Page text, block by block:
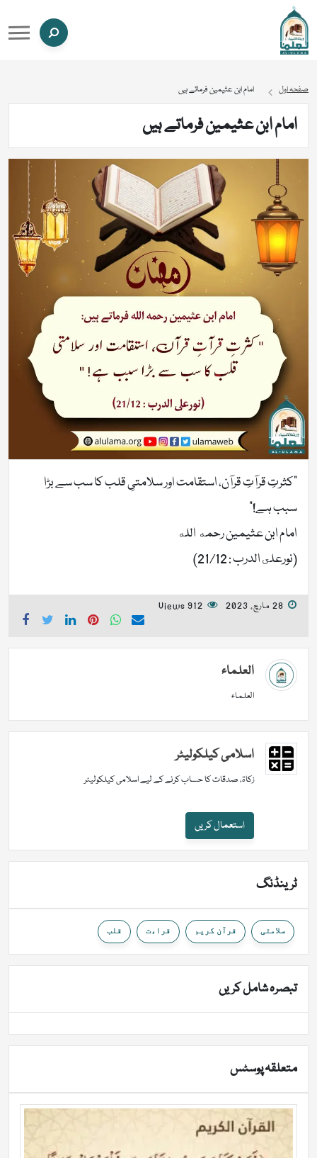
صفحہ اول امام ابن عثیمین فرماتے ہیں
امام ابن عثیمین فرماتے ہیں
“کثرتِ قرآتِ قرآن، استقامت اور سلامتیِ قلب کا سب سے بڑا
سبب ہے!”
امام ابن عثیمین رحمه الله
(نورعلى الدرب : 21/12)
28 مارچ, 2023 912 Views
العلماء
العلماء
اسلامی کیلکولیٹر
زکاۃ، صدقات کا حساب کرنے کے لیے اسلامی کیلکولیٹر
استعمال کریں
ٹرینڈنگ
سلامتی قرآن کریم قراءت قلب
تبصرہ شامل کریں
متعلقہ پوسٹس